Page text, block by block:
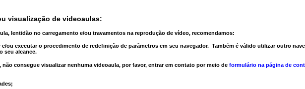
visualização de videoaulas:
lentidão no carregamento e/ou travamentos na reprodução de vídeo, recomendamos:
ou executar o procedimento de redefinição de parâmetros em seu navegador. Também é válido utilizar outro
seu alcance.
consegue visualizar nenhuma videoaula, por favor, entrar em contato por meio de formulário na página de